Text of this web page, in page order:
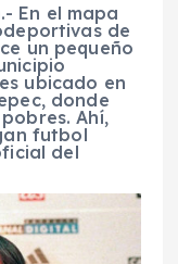
En el mapa
de
un pequeño
ubicado en
donde
Ahí,
futbol
del